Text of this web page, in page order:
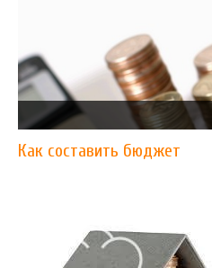
Как составить бюджет